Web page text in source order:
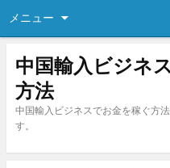
メニュー
中国輸入ビジネ
方法
中国輸入ビジネスでお金を稼ぐ方
す。